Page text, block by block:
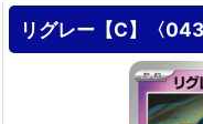
リグレー【C】〈